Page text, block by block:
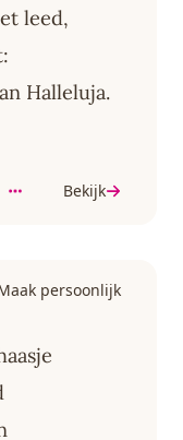
leed,
Halleluja.
Bekijk
persoonlijk